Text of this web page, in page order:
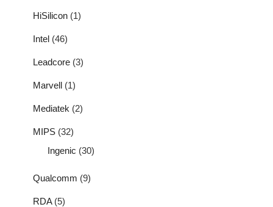
HiSilicon (1)
Intel (46)
Leadcore (3)
Marvell (1)
Mediatek (2)
MIPS (32)
Ingenic (30)
Qualcomm (9)
RDA(5)